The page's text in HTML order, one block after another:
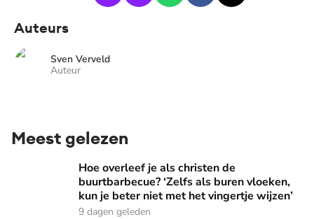
Auteurs
Sven Verveld
Auteur
Meest gelezen
Hoe overleef je als christen de buurtbarbecue? ‘Zelfs als
Hoe overleef je als christen de
buurtbarbecue? ‘Zelfs als buren vloeken,
kun je beter niet met het vingertje wijzen’
9 dagen geleden